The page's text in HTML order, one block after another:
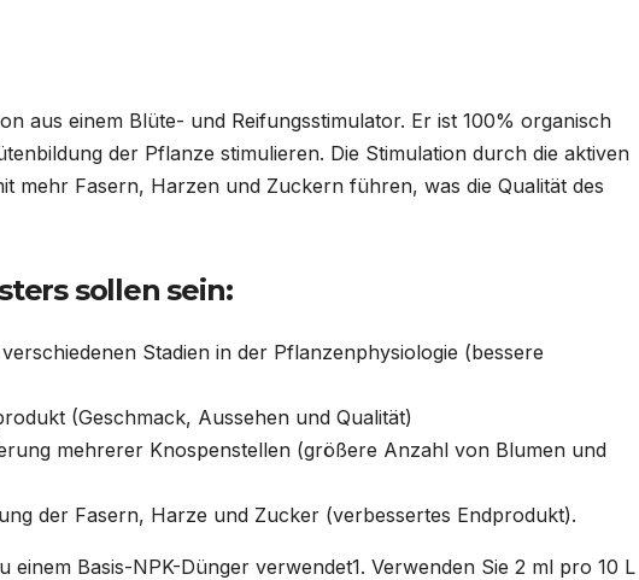
aus einem Blüte- und Reifungsstimulator. Er ist 100% organisch
der Pflanze stimulieren. Die Stimulation durch die aktiven
mehr Fasern, Harzen und Zuckern führen, was die Qualität des
sollen sein:
Stadien in der Pflanzenphysiologie (bessere
(Geschmack, Aussehen und Qualität)
mehrerer Knospenstellen (größere Anzahl von Blumen und
der Fasern, Harze und Zucker (verbessertes Endprodukt).
einem Basis-NPK-Dünger verwendet1. Verwenden Sie 2 ml pro 10 L